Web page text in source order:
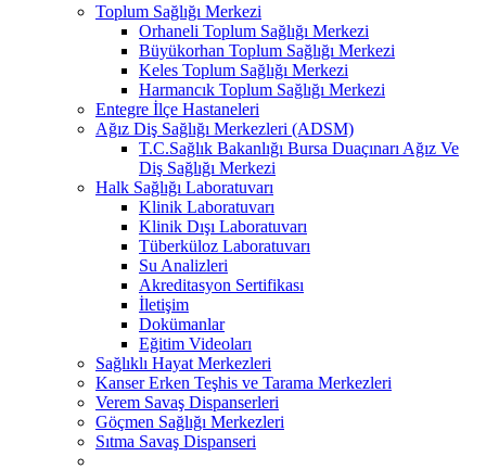
Toplum Sağlığı Merkezi
Orhaneli Toplum Sağlığı Merkezi
Büyükorhan Toplum Sağlığı Merkezi
Keles Toplum Sağlığı Merkezi
Harmancık Toplum Sağlığı Merkezi
Entegre İlçe Hastaneleri
Ağız Diş Sağlığı Merkezleri (ADSM)
T.C.Sağlık Bakanlığı Bursa Duaçınarı Ağız Ve
Diş Sağlığı Merkezi
Halk Sağlığı Laboratuvarı
Klinik Laboratuvarı
Klinik Dışı Laboratuvarı
Tüberküloz Laboratuvarı
Su Analizleri
Akreditasyon Sertifikası
İletişim
Dokümanlar
Eğitim Videoları
Sağlıklı Hayat Merkezleri
Kanser Erken Teşhis ve Tarama Merkezleri
Verem Savaş Dispanserleri
Göçmen Sağlığı Merkezleri
Sıtma Savaş Dispanseri